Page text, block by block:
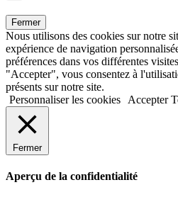
Fermer
Nous utilisons des cookies sur notre
expérience de navigation
préférences dans vos différentes
"Accepter", vous consentez à
présents sur notre site.
Personnaliser les cookies
Accepter
Fermer
Aperçu de la confidentialité